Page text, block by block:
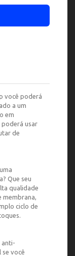
você poderá
a um
em
poderá usar
de
Que seu
qualidade
ciclo de
anti-
se você